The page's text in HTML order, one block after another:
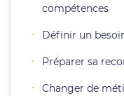
compétences
Définir un
Préparer sa
Changer de